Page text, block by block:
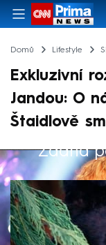
Domů Lifestyle
Exkluzivní
Jandou: O
Štaidlově
Žádná
Výběr